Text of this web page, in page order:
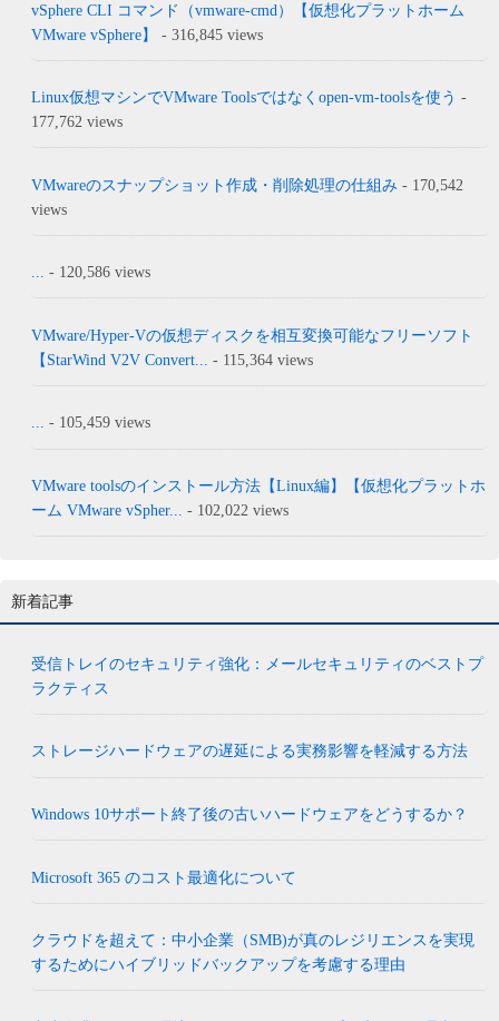
vSphere CLI コマンド（vmware-cmd）【仮想化プラットホーム
VMware vSphere】
- 316,845 views
Linux仮想マシンでVMware Toolsではなくopen-vm-toolsを使う -
177,762 views
VMwareのスナップショット作成・削除処理の仕組み - 170,542
views
... - 120,586 views
VMware/Hyper-Vの仮想ディスクを相互変換可能なフリーソフト
【StarWind V2V Convert...
- 115,364 views
... - 105,459 views
VMware toolsのインストール方法【Linux編】【仮想化プラットホ
ーム VMware vSpher...
- 102,022 views
新着記事
受信トレイのセキュリティ強化：メールセキュリティのベストプ
ラクティス
ストレージハードウェアの遅延による実務影響を軽減する方法
Windows 10サポート終了後の古いハードウェアをどうするか？
Microsoft 365 のコスト最適化について
クラウドを超えて：中小企業（SMB)が真のレジリエンスを実現
するためにハイブリッドバックアップを考慮する理由